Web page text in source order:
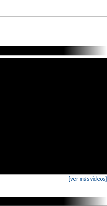
[ver más videos]